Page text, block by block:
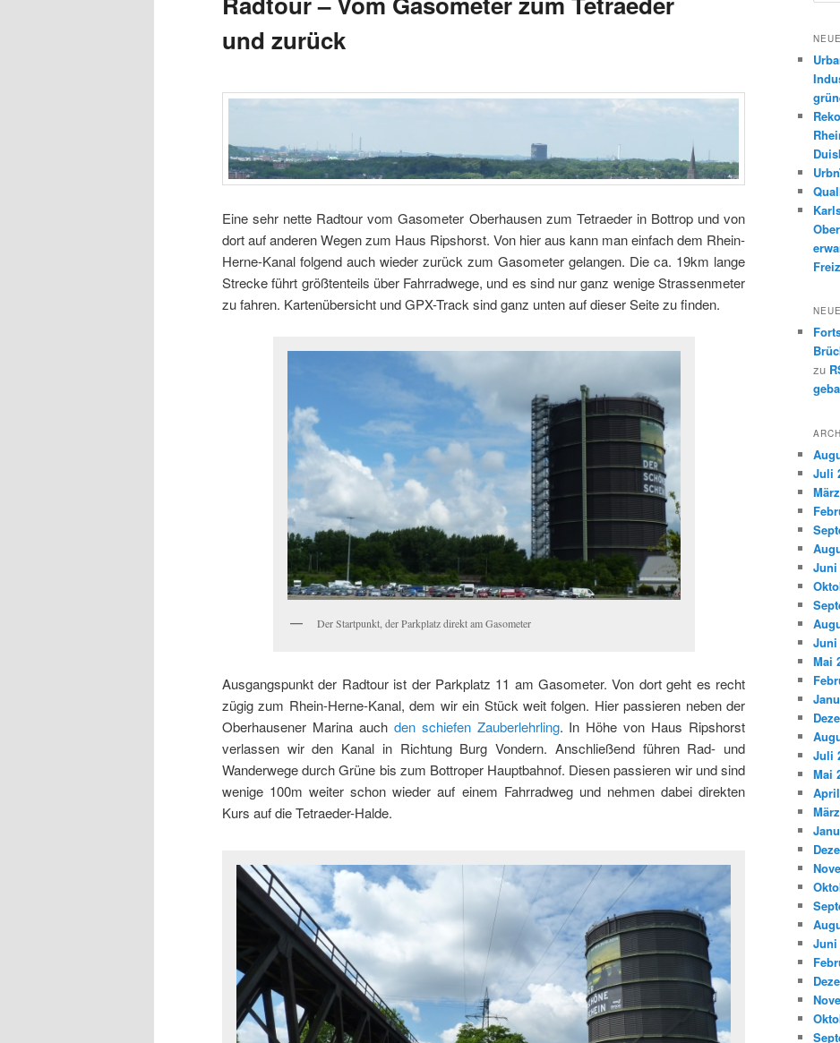
und zurück
Eine sehr nette Radtour vom Gasometer Oberhausen zum Tetraeder in Bottrop und von
dort auf anderen Wegen zum Haus Ripshorst. Von hier aus kann man einfach dem Rhein-
Herne-Kanal folgend auch wieder zurück zum Gasometer gelangen. Die ca. 19km lange
Strecke führt größtenteils über Fahrradwege, und es sind nur ganz wenige Strassenmeter
zu fahren. Kartenübersicht und GPX-Track sind ganz unten auf dieser Seite zu finden.
Der Startpunkt, der Parkplatz direkt am Gasometer
Ausgangspunkt der Radtour ist der Parkplatz 11 am Gasometer. Von dort geht es recht
zügig zum Rhein-Herne-Kanal, dem wir ein Stück weit folgen. Hier passieren neben der
Oberhausener Marina auch den schiefen Zauberlehrling. In Höhe von Haus Ripshorst
verlassen wir den Kanal in Richtung Burg Vondern. Anschließend führen Rad- und
Wanderwege durch Grüne bis zum Bottroper Hauptbahnof. Diesen passieren wir und sind
wenige 100m weiter schon wieder auf einem Fahrradweg und nehmen dabei direkten
Kurs auf die Tetraeder-Halde.
h
n
zu
Juli
Juni
Juni
Mai
Juli
Mai
Juni